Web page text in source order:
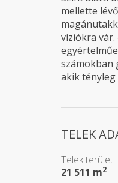
mellette
víziókra
számokban
akik tényleg
TELEK
Telek terület
21 511 m2